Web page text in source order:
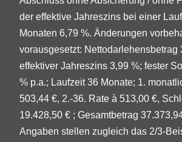
der effektive Jahreszins bei einer
Monaten 6,79 %. Änderungen
vorausgesetzt: Nettodarlehensbetrag
effektiver Jahreszins 3,99 %; fester
% p.a.; Laufzeit 36 Monate; 1.
503,44 €, 2.-36. Rate à 513,00 €,
19.428,50 € ; Gesamtbetrag
Angaben stellen zugleich das 2/3-